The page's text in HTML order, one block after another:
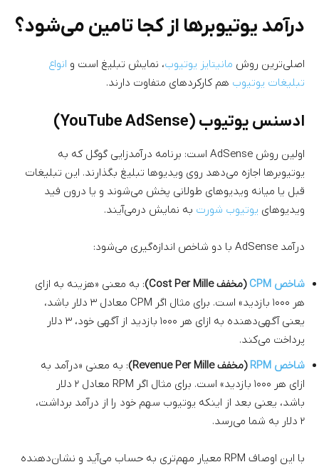
درآمد یوتیوبرها از کجا تامین می‌شود؟
اصلی‌ترین روش مانیتایز یوتیوب، نمایش تبلیغ است و انواع
تبلیغات یوتیوب هم کارکردهای متفاوت دارند.
ادسنس یوتیوب (YouTube AdSense)
اولین روش AdSense است: برنامه‌ درآمدزایی گوگل که به
یوتیوبرها اجازه می‌دهد روی ویدیوها تبلیغ بگذارند. این تبلیغات
قبل یا میانه ویدیوهای طولانی پخش می‌شوند و یا درون فید
ویدیوهای یوتیوب شورت به نمایش درمی‌آیند.
درآمد AdSense با دو شاخص اندازه‌گیری می‌شود:
شاخص CPM (مخفف Cost Per Mille)
: به معنی «هزینه به ازای
هر ۱۰۰۰ بازدید» است. برای مثال اگر CPM معادل ۳ دلار باشد،
یعنی آگهی‌دهنده به ازای هر ۱۰۰۰ بازدید از آگهی خود، ۳ دلار
پرداخت می‌کند.
شاخص RPM
(مخفف Revenue Per Mille)
: به معنی «درآمد به
ازای هر ۱۰۰۰ بازدید» است. برای مثال اگر RPM معادل ۲ دلار
باشد، یعنی بعد از اینکه یوتیوب سهم خود را از درآمد برداشت،
۲ دلار به شما می‌رسد.
با این اوصاف RPM معیار مهم‌تری به حساب می‌آید و نشان‌دهنده